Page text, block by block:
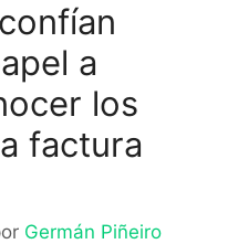
a
los
factura
Germán Piñeiro